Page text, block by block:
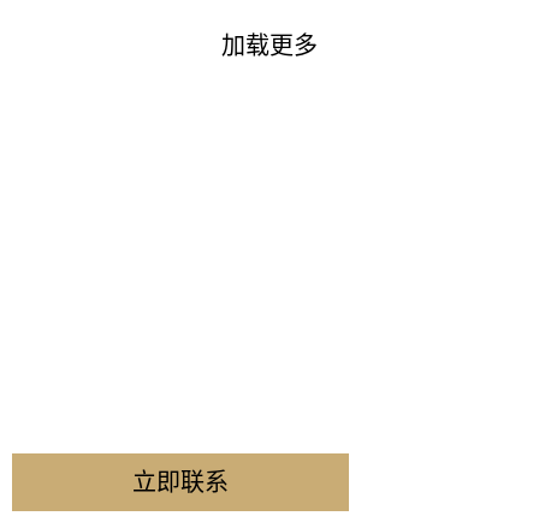
加载更多
立即联系